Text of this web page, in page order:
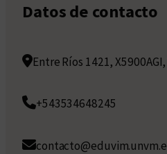
Datos de contacto
Entre Ríos 1421,
+543534648245